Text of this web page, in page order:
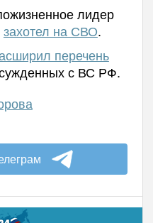
лидер
захотел на СВО.
перечень
с ВС РФ.